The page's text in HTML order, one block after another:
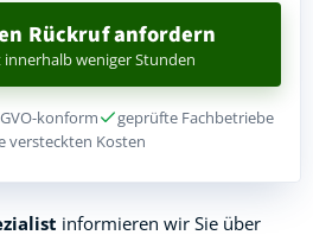
Rückruf anfordern
weniger Stunden
konform
geprüfte Fachbetriebe
versteckten Kosten
informieren wir Sie über